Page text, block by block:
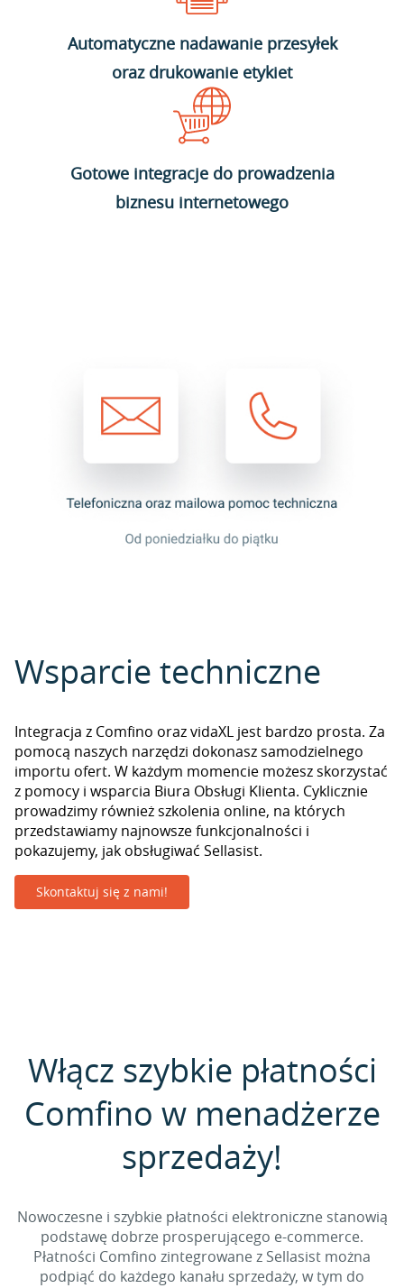
Automatyczne nadawanie przesyłek
oraz drukowanie etykiet
Gotowe integracje do prowadzenia
biznesu internetowego
Wsparcie techniczne
Integracja z Comfino oraz vidaXL jest bardzo prosta. Za
pomocą naszych narzędzi dokonasz samodzielnego
importu ofert. W każdym momencie możesz skorzystać
z pomocy i wsparcia Biura Obsługi Klienta. Cyklicznie
prowadzimy również szkolenia online, na których
przedstawiamy najnowsze funkcjonalności i
pokazujemy, jak obsługiwać Sellasist.
Skontaktuj się z nami!
Włącz szybkie płatności
Comfino w menadżerze
sprzedaży!
Nowoczesne i szybkie płatności elektroniczne stanowią
podstawę dobrze prosperującego e-commerce.
Płatności Comfino zintegrowane z Sellasist można
podpiąć do każdego kanału sprzedaży, w tym do